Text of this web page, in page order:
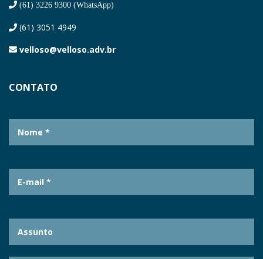
(61) 3226 9300 (WhatsApp)
(61) 3051 4949
velloso@velloso.adv.br
CONTATO